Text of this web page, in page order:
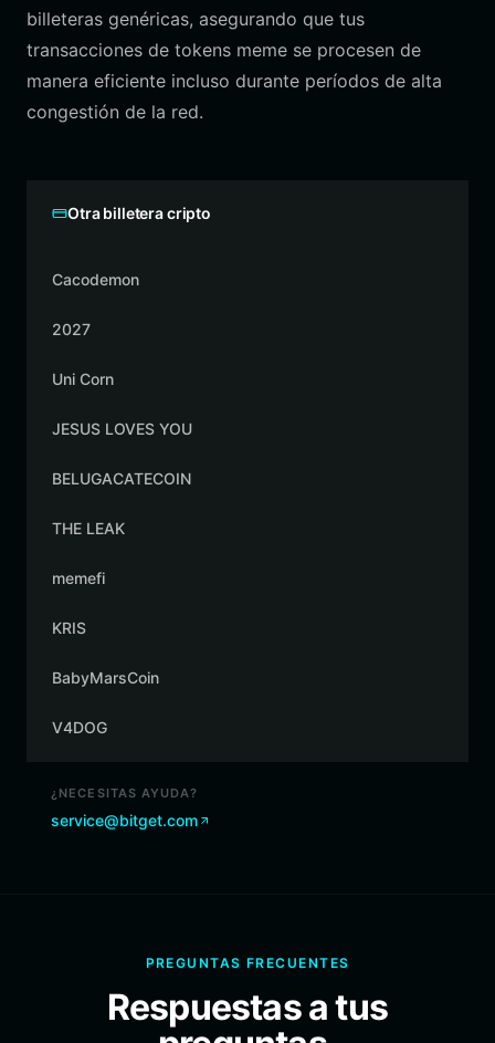
billeteras genéricas, asegurando que tus
transacciones de tokens meme se procesen de
manera eficiente incluso durante períodos de alta
congestión de la red.
Otra billetera cripto
Cacodemon
2027
Uni Corn
JESUS LOVES YOU
BELUGACATECOIN
THE LEAK
memefi
KRIS
BabyMarsCoin
V4DOG
¿NECESITAS AYUDA?
service@bitget.com
PREGUNTAS FRECUENTES
Respuestas a tus